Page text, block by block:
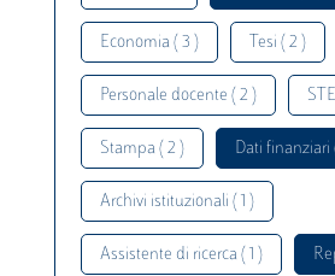
Economia ( 3 ) Tesi ( 2 )
Personale docente ( 2 )
Stampa ( 2 ) Dati finanziari
Archivi istituzionali ( 1 )
Assistente di ricerca ( 1 )